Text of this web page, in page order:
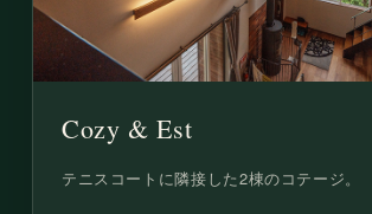
Cozy & Est
テニスコートに隣接した2棟のコテージ。